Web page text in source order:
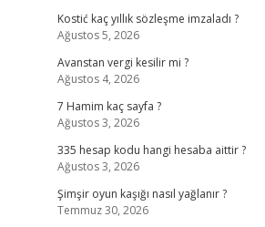
Kostić kaç yıllık sözleşme imzaladı ?
Ağustos 5, 2026
Avanstan vergi kesilir mi ?
Ağustos 4, 2026
7 Hamim kaç sayfa ?
Ağustos 3, 2026
335 hesap kodu hangi hesaba aittir ?
Ağustos 3, 2026
Şimşir oyun kaşığı nasıl yağlanır ?
Temmuz 30, 2026